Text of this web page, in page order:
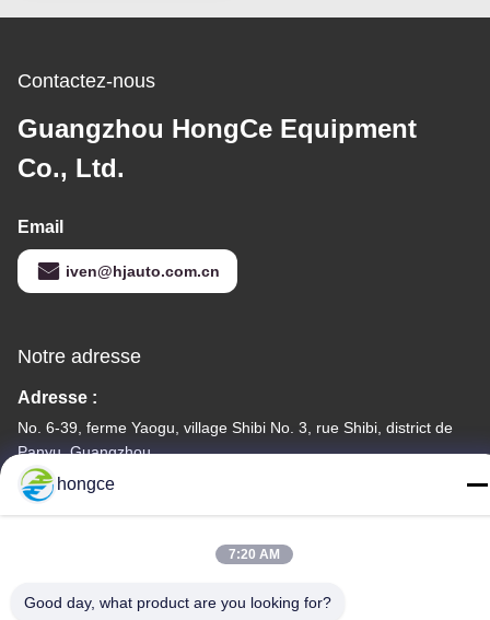
Contactez-nous
Guangzhou HongCe Equipment
Co., Ltd.
Email
iven@hjauto.com.cn
Notre adresse
Adresse :
No. 6-39, ferme Yaogu, village Shibi No. 3, rue Shibi, district de
Panyu, Guangzhou
Téléphone :
hongce
7:20 AM
Good day, what product are you looking for?